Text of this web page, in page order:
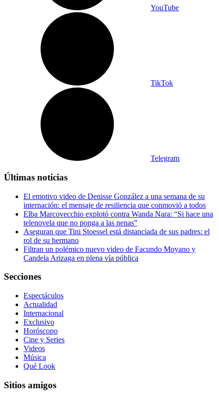
YouTube
TikTok
Telegram
Últimas noticias
El emotivo video de Denisse González a una semana de su
internación: el mensaje de resiliencia que conmovió a todos
Elba Marcovecchio explotó contra Wanda Nara: “Si hace una
telenovela que no ponga a las nenas”
Aseguran que Tini Stoessel está distanciada de sus padres: el
rol de su hermano
Filtran un polémico nuevo video de Facundo Moyano y
Candela Arizaga en plena vía pública
Secciones
Espectáculos
Actualidad
Internacional
Exclusivo
Horóscopo
Cine y Series
Videos
Música
Qué Look
Sitios amigos